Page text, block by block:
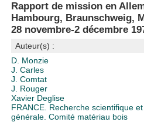
Rapport de mission en
Hambourg, Braunschweig,
28 novembre-2 décembre
Auteur(s) :
D. Monzie
J. Carles
J. Comtat
J. Rouger
Xavier Deglise
FRANCE. Recherche scientifique
générale. Comité matériau bois